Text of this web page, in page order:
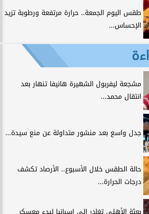
طقس اليوم الجمعة.. حرارة مرتفعة ورطوبة تزيد
الإحساس...
مشجعة ليفربول الشهيرة هانيفا تنهار بعد
انتقال محمد...
جدل واسع بعد منشور متداولة عن منع سيدة...
حالة الطقس خلال الأسبوع.. الأرصاد تكشف
درجات الحرارة...